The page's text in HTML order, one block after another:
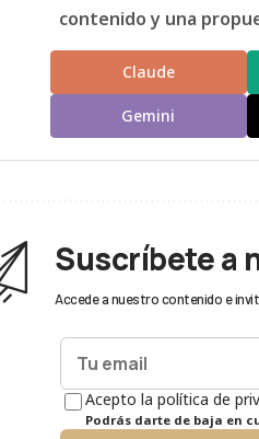
contenido y una
Claude
Gemini
Suscríbete a
Accede a nuestro contenido e
Acepto la política de
Podrás darte de baja en